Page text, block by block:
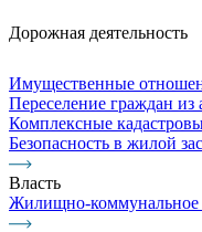
Дорожная деятельность
Имущественные
Переселение граждан
Комплексные
Безопасность в жилой
Власть
Жилищно-коммунальное